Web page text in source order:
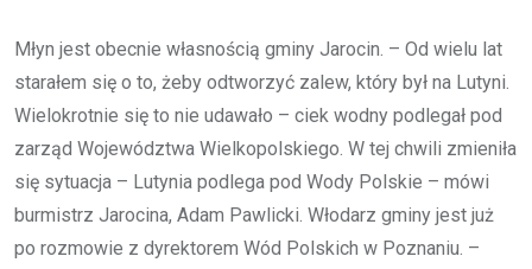
Młyn jest obecnie własnością gminy Jarocin. – Od wielu lat
starałem się o to, żeby odtworzyć zalew, który był na Lutyni.
Wielokrotnie się to nie udawało – ciek wodny podlegał pod
zarząd Województwa Wielkopolskiego. W tej chwili zmieniła
się sytuacja – Lutynia podlega pod Wody Polskie – mówi
burmistrz Jarocina, Adam Pawlicki. Włodarz gminy jest już
po rozmowie z dyrektorem Wód Polskich w Poznaniu. –